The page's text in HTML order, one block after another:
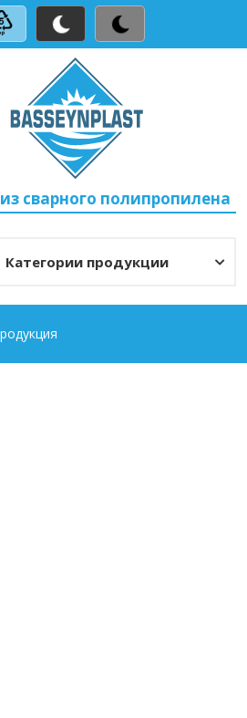
сварного полипропилена
Категории продукции